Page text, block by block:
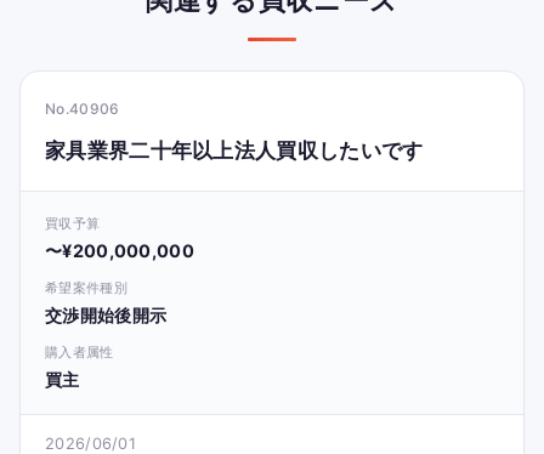
No.40906
家具業界二十年以上法人買収したいです
買収予算
〜¥200,000,000
希望案件種別
交渉開始後開示
購入者属性
買主
2026/06/01